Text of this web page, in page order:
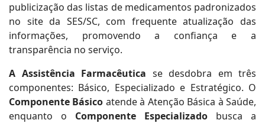
publicização das listas de medicamentos padronizados
no site da SES/SC, com frequente atualização das
informações, promovendo a confiança e a
transparência no serviço.
A Assistência Farmacêutica se desdobra em três
componentes: Básico, Especializado e Estratégico. O
Componente Básico atende à Atenção Básica à Saúde,
enquanto o Componente Especializado busca a